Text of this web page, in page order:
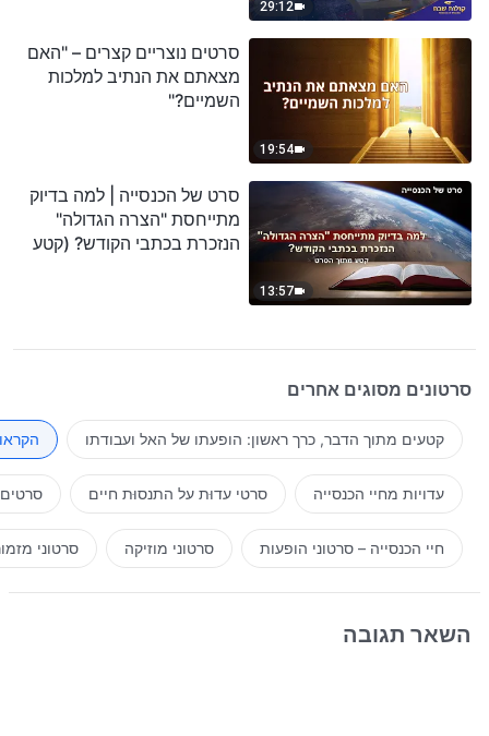
29:12
19:54
סרטים נוצריים קצרים – "האם
מצאתם את הנתיב למלכות
השמיים?"
13:57
סרט של הכנסייה | למה בדיוק
מתייחסת "הצרה הגדולה"
הנזכרת בכתבי הקודש? (קטע
סרטונים מסוגים אחרים
קטעים מתוך הדבר, כרך ראשון: הופעתו של האל ועבודתו
עדויות מחיי הכנסייה סרטי עדוּת על התנסוּת חיים
חיי הכנסייה – סרטוני הופעות סרטוני מוזיקה סרטוני
השאר תגובה